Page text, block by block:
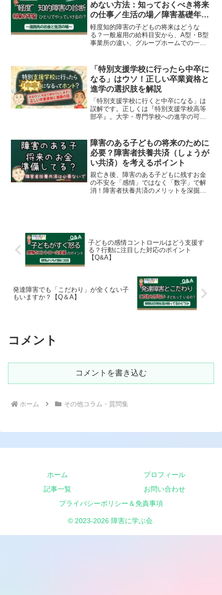
めない方法：知っておくべき将来
の仕事／生活の場／障害基礎年金
【Q&A】
軽度知的障害の子どもの将来はどうな
る？一般雇用の給料目安から、A型・B型
事業所の違い、グループホームでの一人
帳のメリットなど、将来の自立を支える
「今やるべきサポート」がわかります。
「特別支援学校に行ったら中卒に
なる」はウソ！正しい卒業資格と
進学の選択肢を解説
「特別支援学校に行くと中卒になる」は
誤解です。正しくは『特別支援学校高等
部卒』。大学・専門学校への進学の可
解説します。
障害のある子どもの将来のために
必要？障害者扶養共済（しょうが
い共済）を考えるポイント
親亡き後、障害のある子どもに残すお金
の不安を「感情」ではなく「数字」で解
消！障害者扶養共済のメリットを深掘り
子どもの感情コントロールはどう支援す
る？行動に注目した対応のポイント
【Q&A】
発達障害でも「こだわり」が全くない子
もいますか？【Q＆A】
コメント
コメントを書き込む
ホーム その他コラム・質問集
ホーム
プロフィール
記事一覧
お問い合わせ
プライバシーポリシー＆免責事項
© 2023-2026 障害に学ぶ会.